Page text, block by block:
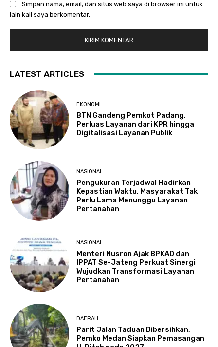
Simpan nama, email, dan situs web saya di browser ini untuk
lain kali saya berkomentar.
LATEST ARTICLES
EKONOMI
BTN Gandeng Pemkot Padang,
Perluas Layanan dari KPR hingga
Digitalisasi Layanan Publik
NASIONAL
Pengukuran Terjadwal Hadirkan
Kepastian Waktu, Masyarakat Tak
Perlu Lama Menunggu Layanan
Pertanahan
NASIONAL
Menteri Nusron Ajak BPKAD dan
IPPAT Se-Jateng Perkuat Sinergi
Wujudkan Transformasi Layanan
Pertanahan
DAERAH
Parit Jalan Taduan Dibersihkan,
Pemko Medan Siapkan Pemasangan